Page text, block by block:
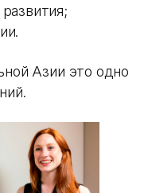
Азии это одно